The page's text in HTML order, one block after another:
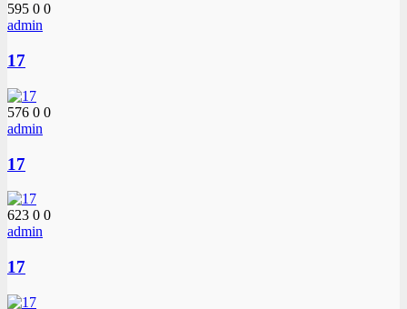
595 0 0
admin
17
576 0 0
admin
17
623 0 0
admin
17